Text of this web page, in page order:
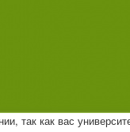
так как вас